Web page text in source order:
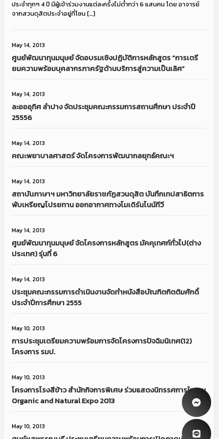
ประจำทุกๆ 4 ปี มีผู้เข้าร่วมงานแต่ละครั้งไม่ต่ำกว่า 6 แสนคน โดย อาจารย์
จากสวนดุสิตประจำอยู่ที่โซน […]
May 14, 2013
ศูนย์พัฒนาทุนมนุษย์ จัดอบรมเชิงปฏิบัติการหลักสูตร “การเตรี
ยมความพร้อมบุคลากรภาครัฐด้านบริการสู่ความเป็นเลิศ”
May 14, 2013
ละอออุทิศ ลำปาง จัดประชุมคณะกรรมการสถานศึกษา ประจำปี
25556
May 14, 2013
คณะพยาบาลศาสตร์ จัดโครงการพัฒนากลยุทธ์คณะฯ
May 14, 2013
สถาบันภาษาฯ มหาวิทยาลัยราชภัฏสวนดุสิต บันทึกเทปสาธิตการ
พับเหรียญโปรยทาน ออกอากาศทางโมเดิร์นไนน์ทีวี
May 14, 2013
ศูนย์พัฒนาทุนมนุษย์ จัดโครงการหลักสูตร มัคคุเทศก์ทั่วไป(ต่าง
ประเทศ) รุ่นที่ 6
May 14, 2013
ประชุมคณะกรรมการดำเนินงานจัดทำหนังสือบัณฑิตกิตติมศักดิ์
ประจำปีการศึกษา 2555
May 10, 2013
การประชุมเตรียมความพร้อมการจัดโครงการปัจฉิมนิเทศ(12)
โครงการ รมป.
May 10, 2013
โครงการโรงสีข้าว สำนักกิจการพิเศษ ร่วมแสดงนิทรรศการในงาน
Organic and Natural Expo 2013
May 10, 2013